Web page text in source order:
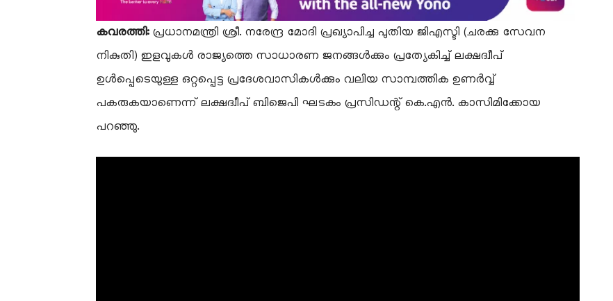
കവരത്തി:പ്രധാനമന്ത്രി ശ്രീ. നരേന്ദ്ര മോദി പ്രഖ്യാപിച്ച പുതിയ ജിഎസ്ടി (ചരക്കു സേവന
നികുതി) ഇളവുകൾ രാജ്യത്തെ സാധാരണ ജനങ്ങൾക്കും പ്രത്യേകിച്ച് ലക്ഷദ്വീപ്
ഉൾപ്പെടെയുള്ള ഒറ്റപ്പെട്ട പ്രദേശവാസികൾക്കും വലിയ സാമ്പത്തിക ഉണർവ്വ്
പകരുകയാണെന്ന് ലക്ഷദ്വീപ് ബിജെപി ഘടകം പ്രസിഡന്റ് കെ.എൻ. കാസിമിക്കോയ
പറഞ്ഞു.